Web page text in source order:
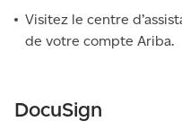
Visitez le centre
de votre compte Ariba.
DocuSign